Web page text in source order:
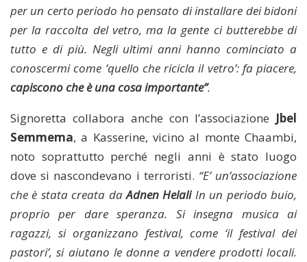
per un certo periodo ho pensato di installare dei bidoni
per la raccolta del vetro, ma la gente ci butterebbe di
tutto e di più. Negli ultimi anni hanno cominciato a
conoscermi come ‘quello che ricicla il vetro’: fa piacere,
capiscono che è una cosa importante”.
Signoretta collabora anche con l’associazione Jbel
Semmema, a Kasserine, vicino al monte Chaambi,
noto soprattutto perché negli anni è stato luogo
dove si nascondevano i terroristi. “E’ un’associazione
che è stata creata daAdnen HelaliIn un periodo buio,
proprio per dare speranza. Si insegna musica ai
ragazzi, si organizzano festival, come ‘il festival dei
pastori’, si aiutano le donne a vendere prodotti locali.